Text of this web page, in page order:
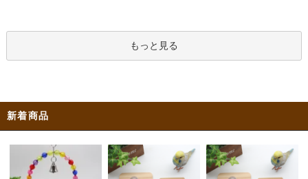
もっと見る
新着商品